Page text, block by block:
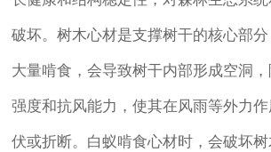
破坏。树木心材是支撑树干的核心部
大量啃食，会导致树干内部形成空洞
强度和抗风能力，使其在风雨等外力
伏或折断。白蚁啃食心材时，会破坏树